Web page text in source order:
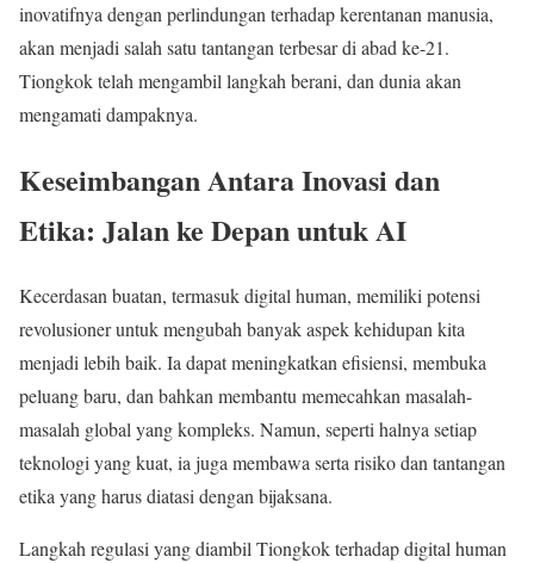
inovatifnya dengan perlindungan terhadap kerentanan manusia,
akan menjadi salah satu tantangan terbesar di abad ke-21.
Tiongkok telah mengambil langkah berani, dan dunia akan
mengamati dampaknya.
Keseimbangan Antara Inovasi dan
Etika: Jalan ke Depan untuk AI
Kecerdasan buatan, termasuk digital human, memiliki potensi
revolusioner untuk mengubah banyak aspek kehidupan kita
menjadi lebih baik. Ia dapat meningkatkan efisiensi, membuka
peluang baru, dan bahkan membantu memecahkan masalah-
masalah global yang kompleks. Namun, seperti halnya setiap
teknologi yang kuat, ia juga membawa serta risiko dan tantangan
etika yang harus diatasi dengan bijaksana.
Langkah regulasi yang diambil Tiongkok terhadap digital human